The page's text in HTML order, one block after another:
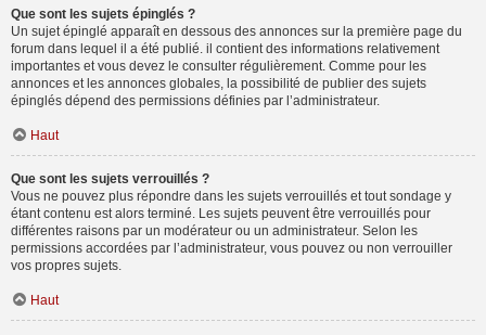
Que sont les sujets épinglés ?
Un sujet épinglé apparaît en dessous des annonces sur la première page du
forum dans lequel il a été publié. il contient des informations relativement
importantes et vous devez le consulter régulièrement. Comme pour les
annonces et les annonces globales, la possibilité de publier des sujets
épinglés dépend des permissions définies par l’administrateur.
Haut
Que sont les sujets verrouillés ?
Vous ne pouvez plus répondre dans les sujets verrouillés et tout sondage y
étant contenu est alors terminé. Les sujets peuvent être verrouillés pour
différentes raisons par un modérateur ou un administrateur. Selon les
permissions accordées par l’administrateur, vous pouvez ou non verrouiller
vos propres sujets.
Haut